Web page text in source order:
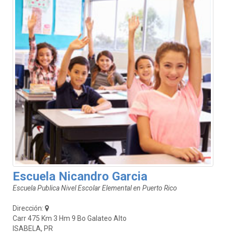
Escuela Nicandro Garcia
Escuela Publica Nivel Escolar Elemental en Puerto Rico
Dirección:
Carr 475 Km 3 Hm 9 Bo Galateo Alto
ISABELA, PR